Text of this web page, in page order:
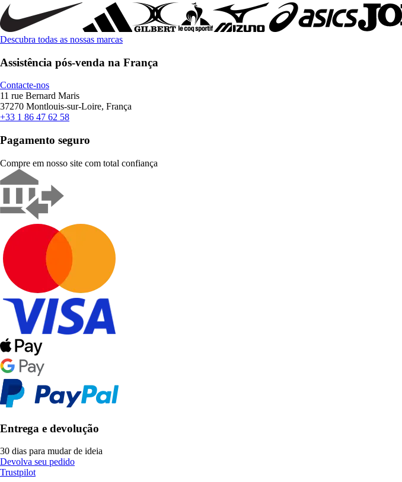
Descubra todas as nossas marcas
Assistência pós-venda na França
Contacte-nos
11 rue Bernard Maris
37270 Montlouis-sur-Loire, França
+33 1 86 47 62 58
Pagamento seguro
Compre em nosso site com total confiança
Entrega e devolução
30 dias para mudar de ideia
Devolva seu pedido
Trustpilot